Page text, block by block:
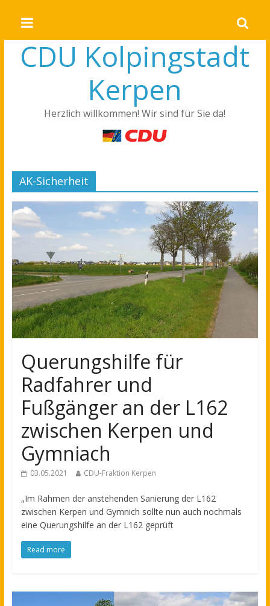
CDU Kolpingstadt
Kerpen
Herzlich willkommen! Wir sind für Sie da!
AK-Sicherheit
Querungshilfe für
Radfahrer und
Fußgänger an der L162
zwischen Kerpen und
Gymniach
03.05.2021 CDU-Fraktion Kerpen
„Im Rahmen der anstehenden Sanierung der L162
zwischen Kerpen und Gymnich sollte nun auch nochmals
eine Querungshilfe an der L162 geprüft
Read more